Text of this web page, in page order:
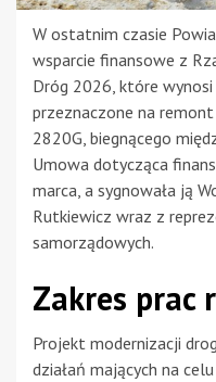
W ostatnim czasie
wsparcie finansowe z
Dróg 2026, które
przeznaczone na
2820G, biegnącego
Umowa dotycząca
marca, a sygnowała ją
Rutkiewicz wraz z
samorządowych.
Zakres prac
Projekt modernizacji
działań mających na celu